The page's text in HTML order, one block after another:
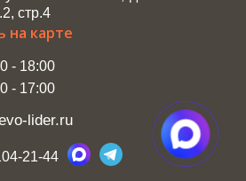
стр.4
на карте
- 18:00
- 17:00
lider.ru
21-44